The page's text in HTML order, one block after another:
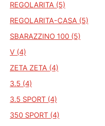
REGOLARITA (5)
REGOLARITA-CASA (5)
SBARAZZINO 100 (5)
V (4)
ZETA ZETA (4)
3.5 (4)
3.5 SPORT (4)
350 SPORT (4)